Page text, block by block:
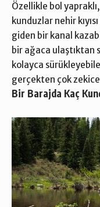
Özellikle bol
kunduzlar nehir
giden bir kanal
bir ağaca ulaştıktan
kolayca
gerçekten çok
Bir Barajda Kaç